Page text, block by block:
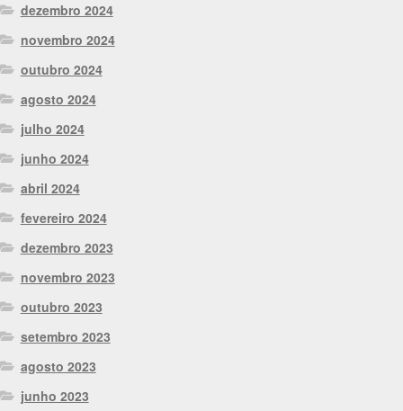
dezembro 2024
novembro 2024
outubro 2024
agosto 2024
julho 2024
junho 2024
abril 2024
fevereiro 2024
dezembro 2023
novembro 2023
outubro 2023
setembro 2023
agosto 2023
junho 2023